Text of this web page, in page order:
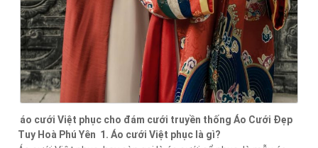
áo cưới Việt phục cho đám cưới truyền thống Áo Cưới Đẹp
Tuy Hoà Phú Yên 1. Áo cưới Việt phục là gì?